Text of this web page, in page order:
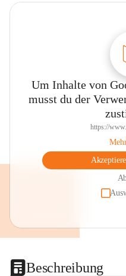
Um Inhalte von
musst du der
https://
Beschreibung